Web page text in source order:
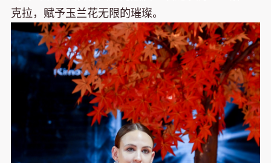
克拉，赋予玉兰花无限的璀璨。